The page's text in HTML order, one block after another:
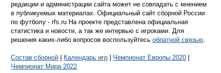
редакции и администрации сайта может не совпадать с мнением
в публикуемых материалах. Официальный сайт сборной России
по футболу - rfs.ru На проекте представлена официальная
статистика и новости, а так же интервью с игроками. Для
решения каких-либо вопросов воспользуйтесьобратной связью.
Состав сборной Календарь игр Чемпионат Европы 2020
Чемпионат Мира 2022